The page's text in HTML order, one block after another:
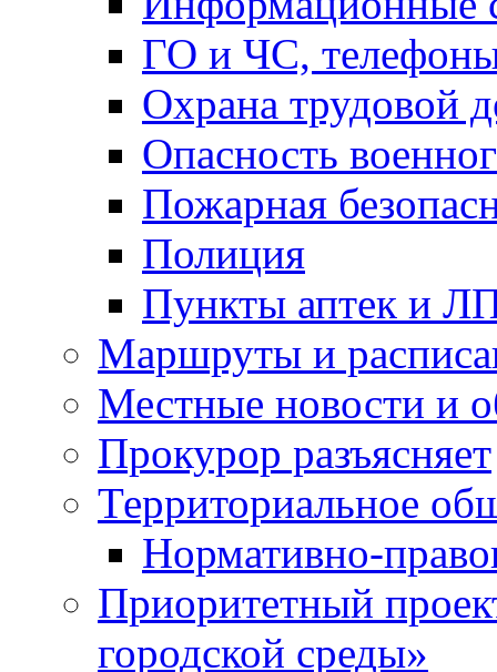
ГО и ЧС,
Охрана трудовой
Опасность
Пожарная
Полиция
Пункты аптек и
Маршруты и
Местные новости и
Прокурор разъясняет
Территориальное
Нормативно-
Приоритетный
городской среды»